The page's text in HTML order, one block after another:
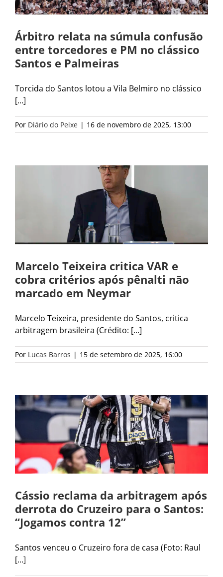
Árbitro relata na súmula confusão
entre torcedores e PM no clássico
Santos e Palmeiras
Torcida do Santos lotou a Vila Belmiro no clássico
[...]
Por Diário do Peixe | 16 de novembro de 2025, 13:00
Marcelo Teixeira critica VAR e
cobra critérios após pênalti não
marcado em Neymar
Marcelo Teixeira, presidente do Santos, critica
arbitragem brasileira (Crédito: [...]
Por Lucas Barros | 15 de setembro de 2025, 16:00
Cássio reclama da arbitragem após
derrota do Cruzeiro para o Santos:
“Jogamos contra 12”
Santos venceu o Cruzeiro fora de casa (Foto: Raul
[...]